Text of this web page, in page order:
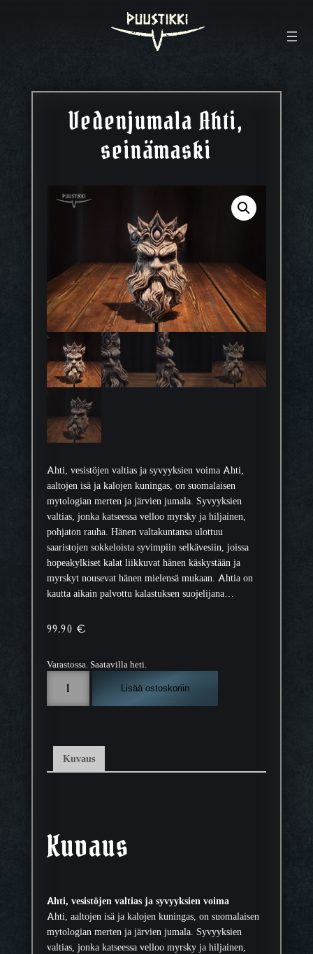
Vedenjumala Ahti,
seinämaski
Ahti, vesistöjen valtias ja syvyyksien voima Ahti,
aaltojen isä ja kalojen kuningas, on suomalaisen
mytologian merten ja järvien jumala. Syvyyksien
valtias, jonka katseessa velloo myrsky ja hiljainen,
pohjaton rauha. Hänen valtakuntansa ulottuu
saaristojen sokkeloista syvimpiin selkävesiin, joissa
hopeakylkiset kalat liikkuvat hänen käskystään ja
myrskyt nousevat hänen mielensä mukaan. Ahtia on
kautta aikain palvottu kalastuksen suojelijana…
99,90 €
Varastossa. Saatavilla heti.
d
u
a
A
h
,
s
e
Lisää ostoskoriin
Kuvaus
Kuvaus
Ahti, vesistöjen valtias ja syvyyksien voima
Ahti, aaltojen isä ja kalojen kuningas, on suomalaisen
mytologian merten ja järvien jumala. Syvyyksien
valtias, jonka katseessa velloo myrsky ja hiljainen,